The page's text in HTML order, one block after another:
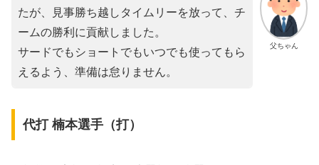
父ちゃん
たが、見事勝ち越しタイムリーを放って、チ
ームの勝利に貢献しました。
サードでもショートでもいつでも使ってもら
えるよう、準備は怠りません。
代打 楠本選手（打）